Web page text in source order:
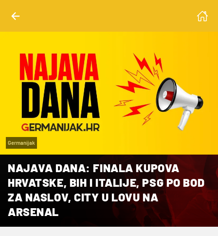
Germanijak
NAJAVA DANA: FINALA KUPOVA
HRVATSKE, BIH I ITALIJE, PSG PO BOD
ZA NASLOV, CITY U LOVU NA
ARSENAL